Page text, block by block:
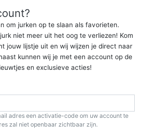
om jurken op te slaan als favorieten.
niet meer uit het oog te verliezen! Kom
jouw lijstje uit en wij wijzen je direct naar
kunnen wij je met een account op de
en exclusieve acties!
adres een activatie-code om uw account te
zal niet openbaar zichtbaar zijn.